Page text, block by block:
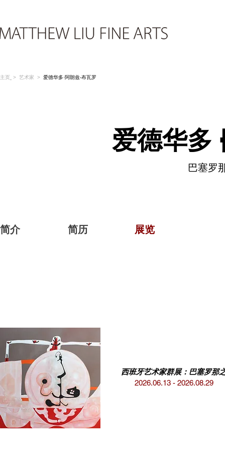
主页 > 艺术家 > 爱德华多·阿朗兹-布瓦罗
爱德华多
巴塞罗
简介 简历 展览
西班牙艺术家群展：巴塞罗那
2026.06.13 - 2026.08.29